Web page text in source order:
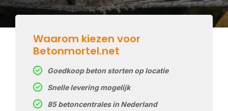
Waarom kiezen voor
Betonmortel.net
Goedkoop beton storten op locatie
Snelle levering mogelijk
85 betoncentrales in Nederland